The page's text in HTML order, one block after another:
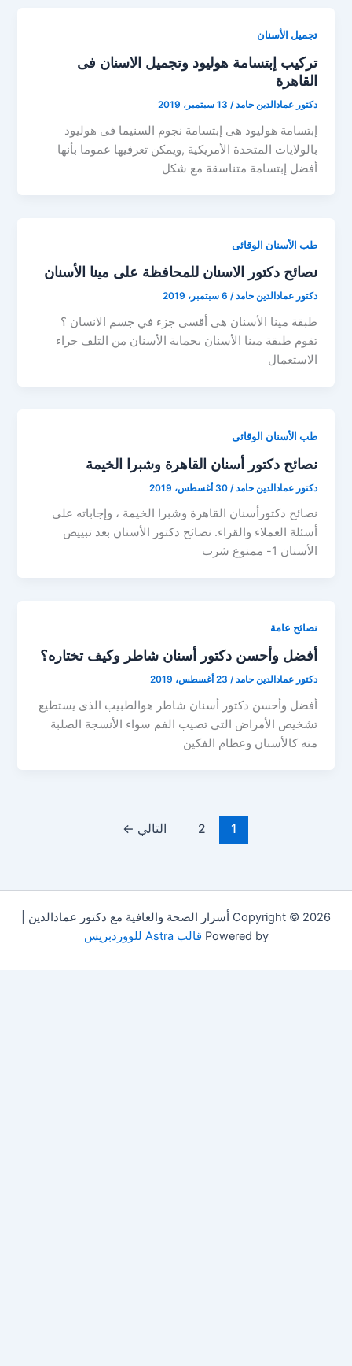
تجميل الأسنان
تركيب إبتسامة هوليود وتجميل الاسنان فى
القاهرة
دكتور عمادالدين حامد/ 13 سبتمبر، 2019
إبتسامة هوليود هى إبتسامة نجوم السنيما فى هوليود
بالولايات المتحدة الأمريكية ,ويمكن تعرفيها عموما بأنها
أفضل إبتسامة متناسقة مع شكل
طب الأسنان الوقائى
نصائح دكتور الاسنان للمحافظة على مينا الأسنان
دكتور عمادالدين حامد/ 6 سبتمبر، 2019
طبقة مينا الأسنان هى أقسى جزء في جسم الانسان ؟
تقوم طبقة مينا الأسنان بحماية الأسنان من التلف جراء
الاستعمال
طب الأسنان الوقائى
نصائح دكتور أسنان القاهرة وشبرا الخيمة
دكتور عمادالدين حامد/30 أغسطس، 2019
نصائح دكتورأسنان القاهرة وشبرا الخيمة ، وإجاباته على
أسئلة العملاء والقراء. نصائح دكتور الأسنان بعد تبييض
الأسنان 1- ممنوع شرب
نصائح عامة
أفضل وأحسن دكتور أسنان شاطر وكيف تختاره؟
دكتور عمادالدين حامد/ 23 أغسطس، 2019
أفضل وأحسن دكتور أسنان شاطر هوالطبيب الذى يستطيع
تشخيص الأمراض التي تصيب الفم سواء الأنسجة الصلبة
منه كالأسنان وعظام الفكين
1
2 التالي ←
Copyright © 2026 أسرار الصحة والعافية مع دكتور عمادالدين |
Powered by قالب Astra للووردبريس